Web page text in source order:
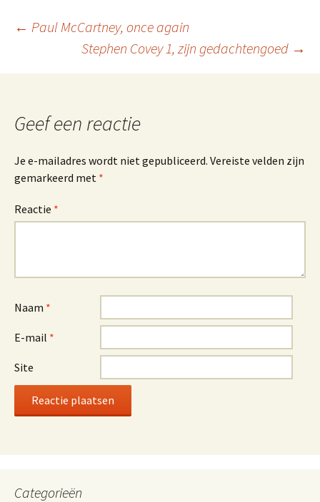
Berichtnavigatie
← Paul McCartney, once again
Stephen Covey 1, zijn gedachtengoed →
Geef een reactie
Je e-mailadres wordt niet gepubliceerd. Vereiste velden zijn
gemarkeerd met *
Reactie *
Naam *
E-mail *
Site
Categorieën